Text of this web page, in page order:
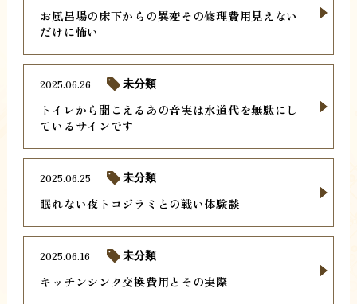
お風呂場の床下からの異変その修理費用見えない
だけに怖い
トイレから聞こえるあの音実は水道代を無駄にし
ているサインです
2025.06.26 未分類
眠れない夜トコジラミとの戦い体験談
2025.06.25 未分類
キッチンシンク交換費用とその実際
2025.06.16 未分類